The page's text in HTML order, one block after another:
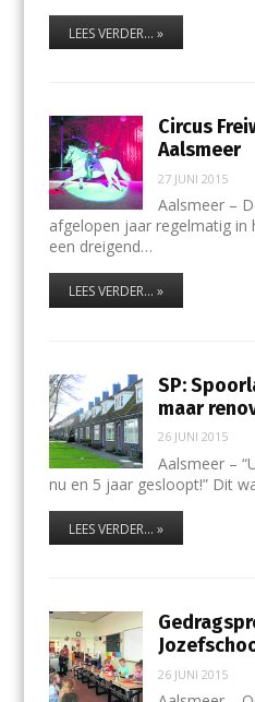
LEES VERDER... »
Circus
Aalsmeer
27 JUNI 2015
Aalsmeer –
afgelopen jaar regelmatig in
een dreigend…
LEES VERDER... »
SP:
maar
26 JUNI 2015
Aalsmeer –
nu en 5 jaar gesloopt!” Dit
LEES VERDER... »
26 JUNI 2015